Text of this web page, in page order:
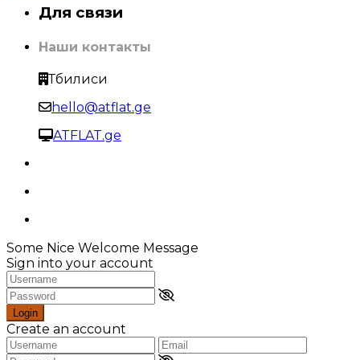
Для связи
Наши контакты
Тбилиси
hello@atflat.ge
ATFLAT.ge
Some Nice Welcome Message
Sign into your account
Login
Create an account